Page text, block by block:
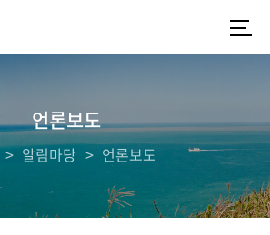
언론보도
알림마당 언론보도